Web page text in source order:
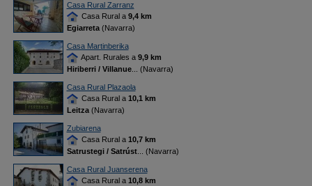
Casa Rural Zarranz
Casa Rural a 9,4 km
Egiarreta(Navarra)
Casa Martinberika
Apart. Rurales a 9,9 km
Hiriberri / Villanue... (Navarra)
Casa Rural Plazaola
Casa Rural a 10,1 km
Leitza(Navarra)
Zubiarena
Casa Rural a 10,7 km
Satrustegi / Satrúst... (Navarra)
Casa Rural Juanserena
Casa Rural a 10,8 km